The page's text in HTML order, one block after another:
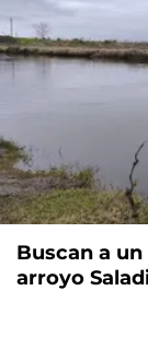
Buscan a
arroyo